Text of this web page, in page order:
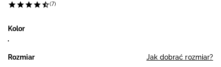
(7)
Kolor
Rozmiar Jak dobrać rozmiar?